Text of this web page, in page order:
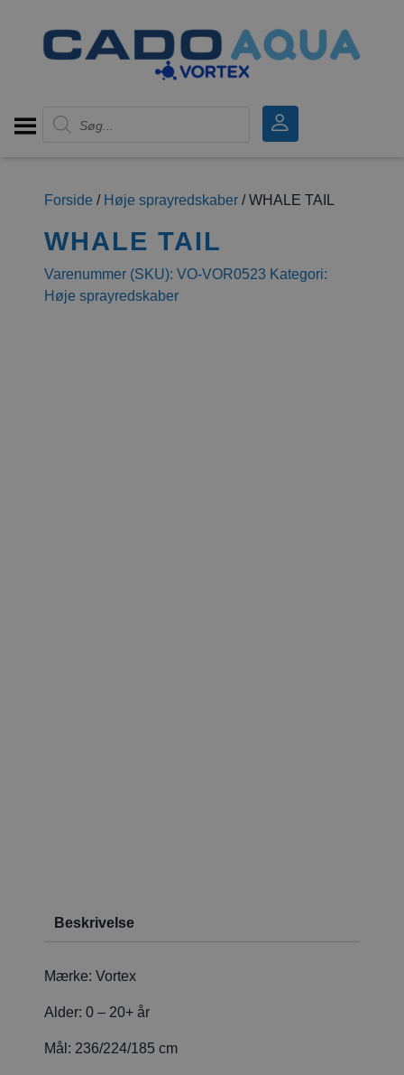
Products search
Forside / Høje sprayredskaber / WHALE TAIL
WHALE TAIL
Varenummer (SKU): VO-VOR0523 Kategori:
Høje sprayredskaber
Beskrivelse
Mærke: Vortex
Alder: 0 – 20+ år
Mål: 236/224/185 cm